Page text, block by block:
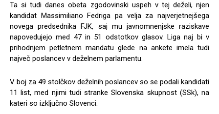
Ta si tudi danes obeta zgodovinski uspeh v tej deželi, njen
kandidat Massimiliano Fedriga pa velja za najverjetnejšega
novega predsednika FJK, saj mu javnomnenjske raziskave
napovedujejo med 47 in 51 odstotkov glasov. Liga naj bi v
prihodnjem petletnem mandatu glede na ankete imela tudi
največ poslancev v deželnem parlamentu.
V boj za 49 stolčkov deželnih poslancev so se podali kandidati
11 list, med njimi tudi stranke Slovenska skupnost (SSk), na
kateri so izključno Slovenci.